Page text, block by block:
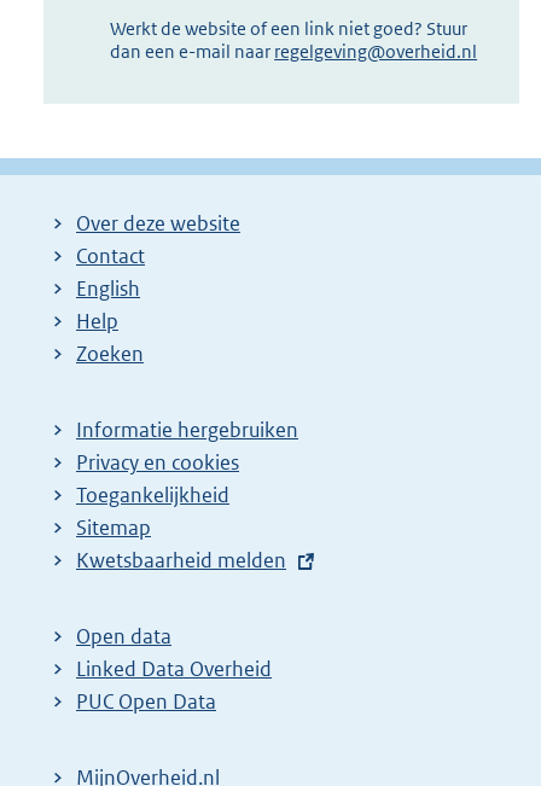
Werkt de website of een link niet goed? Stuur
dan een e-mail naar regelgeving@overheid.nl
Over deze website
Contact
English
Help
Zoeken
Informatie hergebruiken
Privacy en cookies
Toegankelijkheid
Sitemap
E
t
e
r
Kwetsbaarheid melden
Open data
Linked Data Overheid
PUC Open Data
MijnOverheid.nl